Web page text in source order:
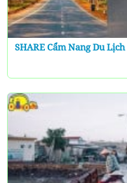
SHARE Cẩm Nang Du